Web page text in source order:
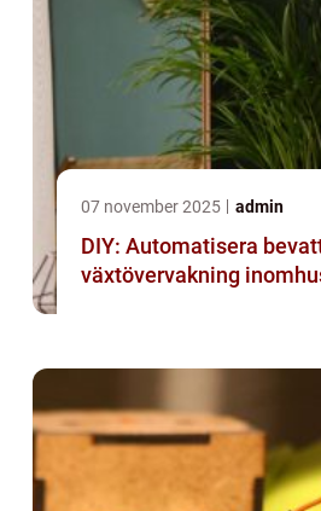
07 november 2025 admin
DIY: Automatisera
växtövervakning